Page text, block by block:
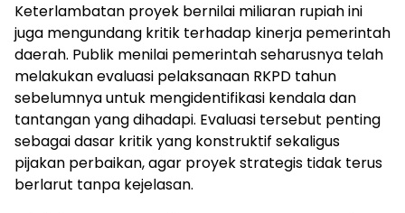
Keterlambatan proyek bernilai miliaran rupiah ini
juga mengundang kritik terhadap kinerja pemerintah
daerah. Publik menilai pemerintah seharusnya telah
melakukan evaluasi pelaksanaan RKPD tahun
sebelumnya untuk mengidentifikasi kendala dan
tantangan yang dihadapi. Evaluasi tersebut penting
sebagai dasar kritik yang konstruktif sekaligus
pijakan perbaikan, agar proyek strategis tidak terus
berlarut tanpa kejelasan.